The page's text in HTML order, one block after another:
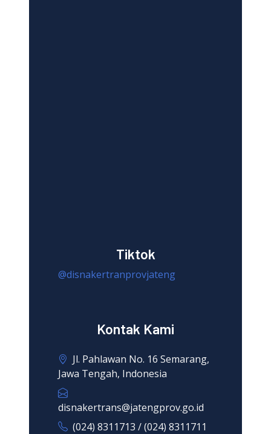
Tiktok
@disnakertranprovjateng
Kontak Kami
Jl. Pahlawan No. 16 Semarang,
Jawa Tengah, Indonesia
disnakertrans@jatengprov.go.id
(024) 8311713 / (024) 8311711